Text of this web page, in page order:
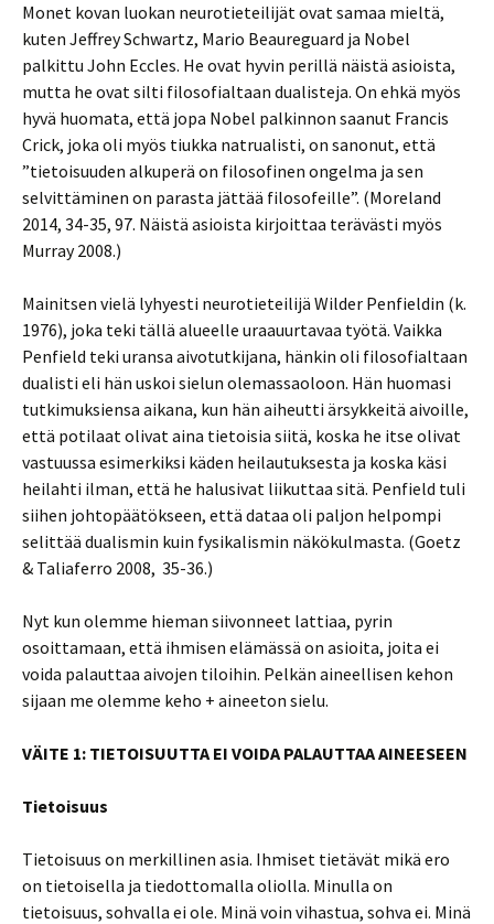
Monet kovan luokan neurotieteilijät ovat samaa mieltä,
kuten Jeffrey Schwartz, Mario Beaureguard ja Nobel
palkittu John Eccles. He ovat hyvin perillä näistä asioista,
mutta he ovat silti filosofialtaan dualisteja. On ehkä myös
hyvä huomata, että jopa Nobel palkinnon saanut Francis
Crick, joka oli myös tiukka natrualisti, on sanonut, että
”tietoisuuden alkuperä on filosofinen ongelma ja sen
selvittäminen on parasta jättää filosofeille”. (Moreland
2014, 34-35, 97. Näistä asioista kirjoittaa terävästi myös
Murray 2008.)
Mainitsen vielä lyhyesti neurotieteilijä Wilder Penfieldin (k.
1976), joka teki tällä alueelle uraauurtavaa työtä. Vaikka
Penfield teki uransa aivotutkijana, hänkin oli filosofialtaan
dualisti eli hän uskoi sielun olemassaoloon. Hän huomasi
tutkimuksiensa aikana, kun hän aiheutti ärsykkeitä aivoille,
että potilaat olivat aina tietoisia siitä, koska he itse olivat
vastuussa esimerkiksi käden heilautuksesta ja koska käsi
heilahti ilman, että he halusivat liikuttaa sitä. Penfield tuli
siihen johtopäätökseen, että dataa oli paljon helpompi
selittää dualismin kuin fysikalismin näkökulmasta. (Goetz
& Taliaferro 2008, 35-36.)
Nyt kun olemme hieman siivonneet lattiaa, pyrin
osoittamaan, että ihmisen elämässä on asioita, joita ei
voida palauttaa aivojen tiloihin. Pelkän aineellisen kehon
sijaan me olemme keho + aineeton sielu.
VÄITE 1: TIETOISUUTTA EI VOIDA PALAUTTAA AINEESEEN
Tietoisuus
Tietoisuus on merkillinen asia. Ihmiset tietävät mikä ero
on tietoisella ja tiedottomalla oliolla. Minulla on
tietoisuus, sohvalla ei ole. Minä voin vihastua, sohva ei. Minä